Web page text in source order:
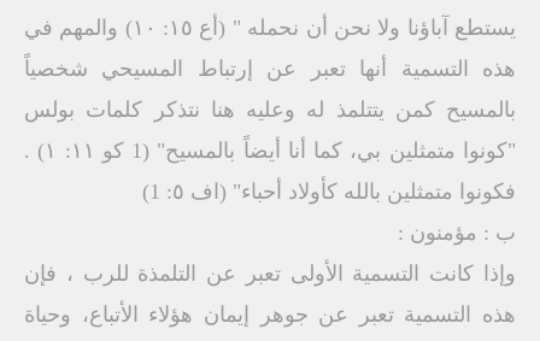
يستطع آباؤنا ولا نحن أن نحمله " (أع ١٥: ١٠) والمهم في
هذه التسمية أنها تعبر عن إرتباط المسيحي شخصياً
بالمسيح كمن يتتلمذ له وعليه هنا نتذكر كلمات بولس
"كونوا متمثلين بي، كما أنا أيضاً بالمسيح" (1 كو ١١: ١) .
فكونوا متمثلين بالله كأولاد أحباء" (اف ٥: 1)
ب : مؤمنون :
وإذا كانت التسمية الأولى تعبر عن التلمذة للرب ، فإن
هذه التسمية تعبر عن جوهر إيمان هؤلاء الأتباع، وحياة